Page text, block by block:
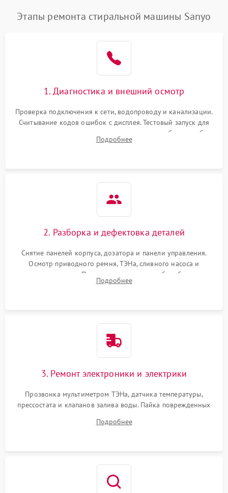
Замена платы управления Подробнее →
Этапы ремонта стиральной машины Sanyo
1. Диагностика и внешний осмотр
Проверка подключения к сети, водопроводу и канализации.
Считывание кодов ошибок с дисплея. Тестовый запуск для
выявления посторонних шумов, протечек или сбоев в работе
электронного модуля управления.
Подробнее
2. Разборка и дефектовка деталей
Снятие панелей корпуса, дозатора и панели управления.
Осмотр приводного ремня, ТЭНа, сливного насоса и
амортизаторов. Проверка подшипников барабана и
крестовины на износ, а манжеты люка на разрывы.
Подробнее
3. Ремонт электроники и электрики
Прозвонка мультиметром ТЭНа, датчика температуры,
прессостата и клапанов залива воды. Пайка поврежденных
Восстановление целостности проводки и контактов.
Подробнее